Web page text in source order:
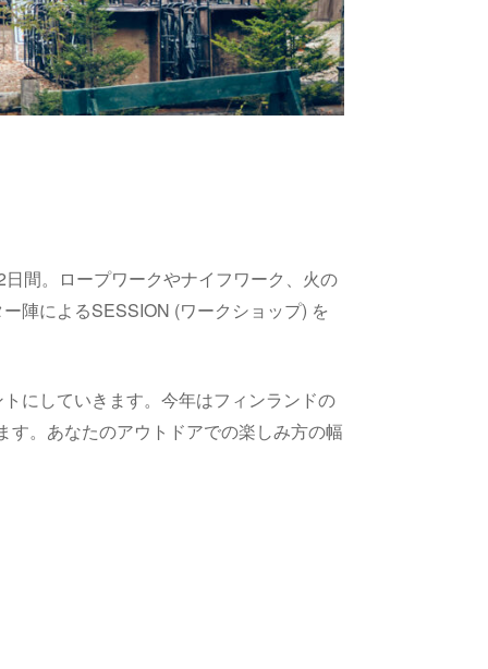
間。ロープワークやナイフワーク、火の
陣によるSESSION (ワークショップ) を
にしていきます。今年はフィンランドの
す。あなたのアウトドアでの楽しみ方の幅